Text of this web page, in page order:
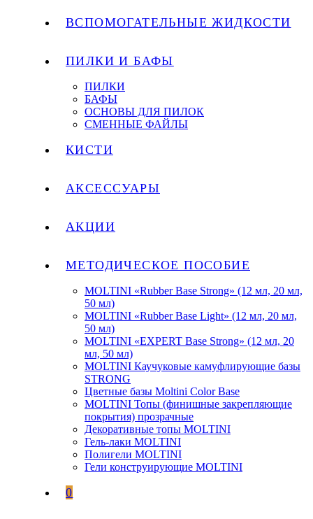
ВСПОМОГАТЕЛЬНЫЕ ЖИДКОСТИ
ПИЛКИ И БАФЫ
ПИЛКИ
БАФЫ
ОСНОВЫ ДЛЯ ПИЛОК
СМЕННЫЕ ФАЙЛЫ
КИСТИ
АКСЕССУАРЫ
АКЦИИ
МЕТОДИЧЕСКОЕ ПОСОБИЕ
MOLTINI «Rubber Base Strong» (12 мл, 20 мл,
50 мл)
MOLTINI «Rubber Base Light» (12 мл, 20 мл,
50 мл)
MOLTINI «EXPERT Base Strong» (12 мл, 20
мл, 50 мл)
MOLTINI Каучуковые камуфлирующие базы
STRONG
Цветные базы Moltini Color Base
MOLTINI Топы (финишные закрепляющие
покрытия) прозрачные
Декоративные топы MOLTINI
Гель-лаки MOLTINI
Полигели MOLTINI
Гели конструирующие MOLTINI
0